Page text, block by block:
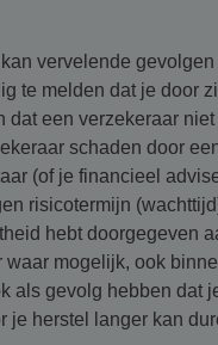
vervelende
te melden dat je door
dat een verzekeraar
schaden door
(of je financieel
risicotermijn
hebt doorgegeven
mogelijk, ook
als gevolg hebben dat
je herstel langer kan